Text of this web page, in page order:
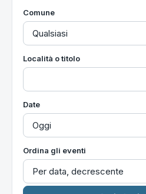
Comune
Località o titolo
Date
Ordina gli eventi